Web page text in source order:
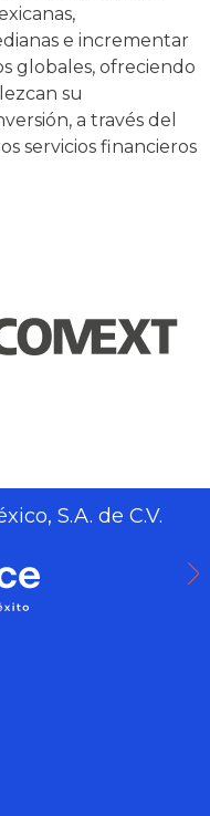
e incrementar
globales, ofreciendo
su
a través del
servicios financieros
S.A. de C.V.